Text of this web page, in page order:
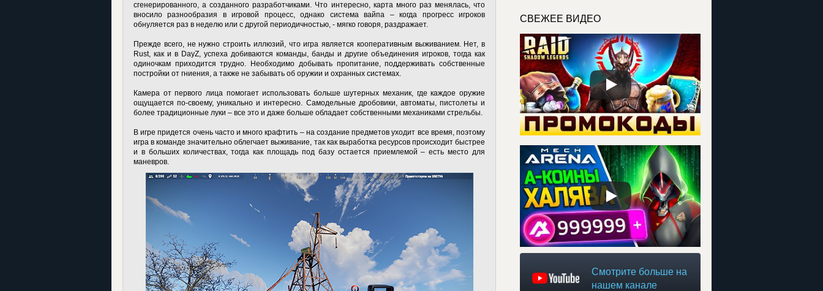
сгенерированного, а созданного разработчиками. Что интересно, карта много раз менялась, что
вносило разнообразия в игровой процесс, однако система вайпа – когда прогресс игроков
обнуляется раз в неделю или с другой периодичностью, - мягко говоря, раздражает.
Прежде всего, не нужно строить иллюзий, что игра является кооперативным выживанием. Нет, в
Rust, как и в DayZ, успеха добиваются команды, банды и другие объединения игроков, тогда как
одиночкам приходится трудно. Необходимо добывать пропитание, поддерживать собственные
постройки от гниения, а также не забывать об оружии и охранных системах.
Камера от первого лица помогает использовать больше шутерных механик, где каждое оружие
ощущается по-своему, уникально и интересно. Самодельные дробовики, автоматы, пистолеты и
более традиционные луки – все это и даже больше обладает собственными механиками стрельбы.
В игре придется очень часто и много крафтить – на создание предметов уходит все время, поэтому
игра в команде значительно облегчает выживание, так как выработка ресурсов происходит быстрее
и в больших количествах, тогда как площадь под базу остается приемлемой – есть место для
маневров.
СВЕЖЕЕ ВИДЕО
Смотрите больше на
нашем канале